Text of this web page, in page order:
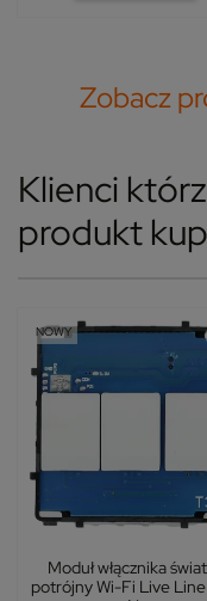
Zobacz
Klienci
produkt
NOWY
Moduł włącznika
potrójny Wi-Fi Live